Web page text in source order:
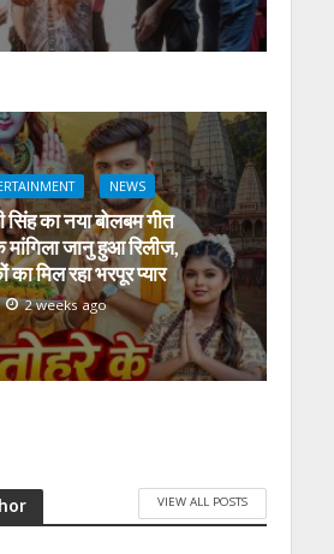
NEWS
सिंह का नया बोलबम गीत
मांगिला जानु हुआ रिलीज,
का मिल रहा भरपूर प्यार
2 weeks ago
VIEW ALL POSTS